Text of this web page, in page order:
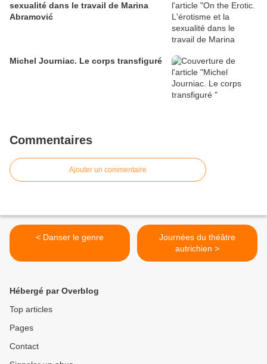
sexualité dans le travail de Marina
Abramović
Michel Journiac. Le corps transfiguré
Commentaires
Ajouter un commentaire
< Danser le genre
Journées du théâtre
autrichien >
Hébergé par Overblog
Top articles
Pages
Contact